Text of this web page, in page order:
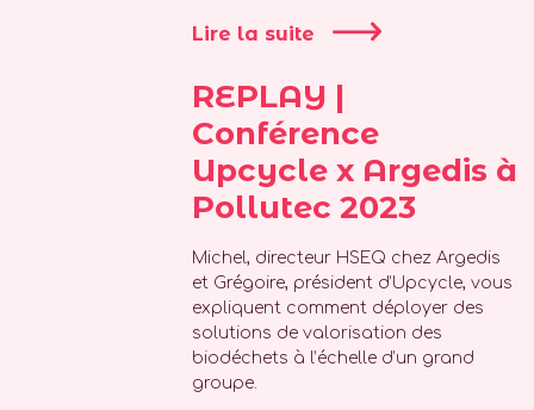
Lire la suite
REPLAY |
Conférence
Upcycle x Argedis à
Pollutec 2023
Michel, directeur HSEQ chez Argedis
et Grégoire, président d’Upcycle, vous
expliquent comment déployer des
solutions de valorisation des
biodéchets à l’échelle d’un grand
groupe.